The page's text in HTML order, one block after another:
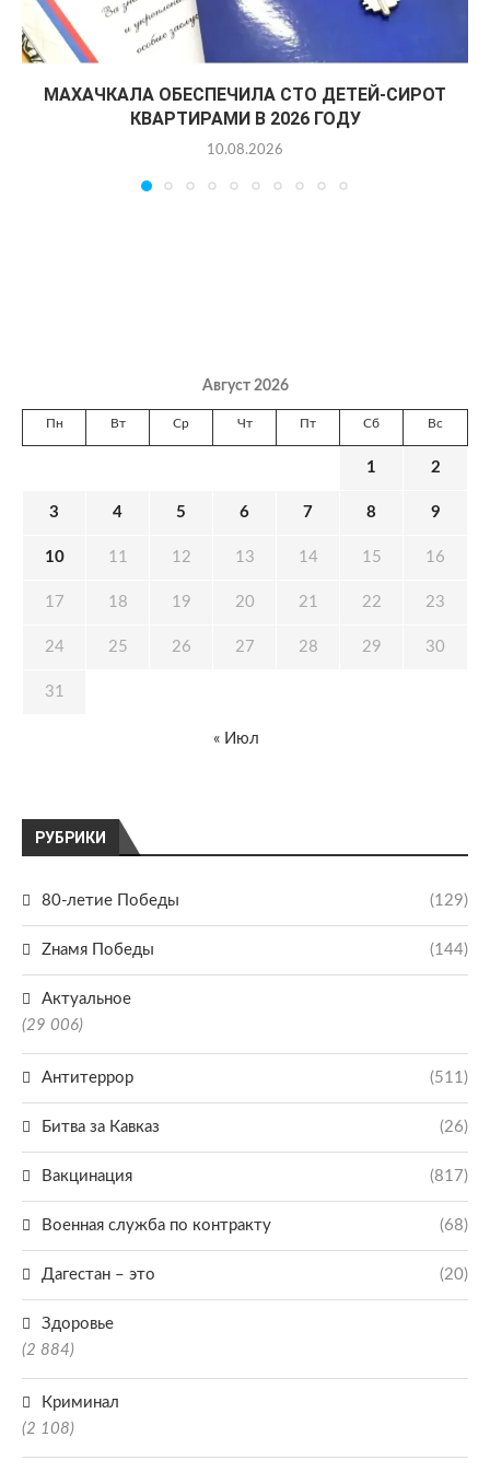
МАХАЧКАЛА ОБЕСПЕЧИЛА СТО ДЕТЕЙ-СИРОТ
КВАРТИРАМИ В 2026 ГОДУ
10.08.2026
РУБРИКИ
80-летие Победы (129)
Zнамя Победы (144)
Актуальное
(29 006)
Антитеррор (511)
Битва за Кавказ (26)
Вакцинация (817)
Военная служба по контракту (68)
Дагестан – это (20)
Здоровье
(2 884)
Криминал
(2 108)
Август 2026
Пн Вт Ср Чт Пт Сб Вс
1 2
3 4 5 6 7 8 9
10 11 12 13 14 15 16
17 18 19 20 21 22 23
24 25 26 27 28 29 30
31
« Июл